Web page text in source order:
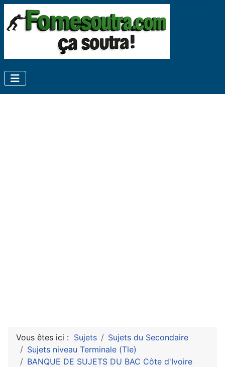
Vous êtes ici : Sujets
Sujets du Secondaire
Sujets niveau Terminale (Tle)
BANQUE DE SUJETS DU BAC Côte d'Ivoire